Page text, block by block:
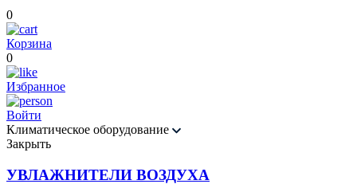
0
Корзина
0
Избранное
Войти
Климатическое оборудование
Закрыть
УВЛАЖНИТЕЛИ ВОЗДУХА